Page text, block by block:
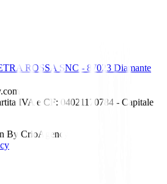
ROSSA SNC - 87023 Diamante
IVA e CF: 04021170784 - Capitale
By CrioAgency